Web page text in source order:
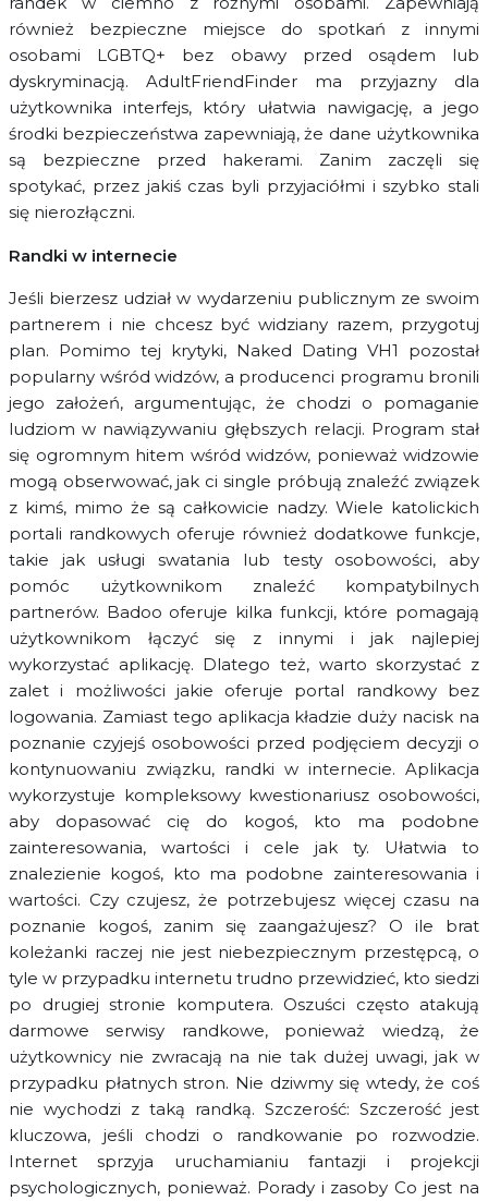
również bezpieczne miejsce do spotkań z innymi
osobami LGBTQ+ bez obawy przed osądem lub
dyskryminacją. AdultFriendFinder ma przyjazny dla
użytkownika interfejs, który ułatwia nawigację, a jego
środki bezpieczeństwa zapewniają, że dane użytkownika
są bezpieczne przed hakerami. Zanim zaczęli się
spotykać, przez jakiś czas byli przyjaciółmi i szybko stali
się nierozłączni.
Randki w internecie
Jeśli bierzesz udział w wydarzeniu publicznym ze swoim
partnerem i nie chcesz być widziany razem, przygotuj
plan. Pomimo tej krytyki, Naked Dating VH1 pozostał
popularny wśród widzów, a producenci programu bronili
jego założeń, argumentując, że chodzi o pomaganie
ludziom w nawiązywaniu głębszych relacji. Program stał
się ogromnym hitem wśród widzów, ponieważ widzowie
mogą obserwować, jak ci single próbują znaleźć związek
z kimś, mimo że są całkowicie nadzy. Wiele katolickich
portali randkowych oferuje również dodatkowe funkcje,
takie jak usługi swatania lub testy osobowości, aby
pomóc użytkownikom znaleźć kompatybilnych
partnerów. Badoo oferuje kilka funkcji, które pomagają
użytkownikom łączyć się z innymi i jak najlepiej
wykorzystać aplikację. Dlatego też, warto skorzystać z
zalet i możliwości jakie oferuje portal randkowy bez
logowania. Zamiast tego aplikacja kładzie duży nacisk na
poznanie czyjejś osobowości przed podjęciem decyzji o
kontynuowaniu związku, randki w internecie. Aplikacja
wykorzystuje kompleksowy kwestionariusz osobowości,
aby dopasować cię do kogoś, kto ma podobne
zainteresowania, wartości i cele jak ty. Ułatwia to
znalezienie kogoś, kto ma podobne zainteresowania i
wartości. Czy czujesz, że potrzebujesz więcej czasu na
poznanie kogoś, zanim się zaangażujesz? O ile brat
koleżanki raczej nie jest niebezpiecznym przestępcą, o
tyle w przypadku internetu trudno przewidzieć, kto siedzi
po drugiej stronie komputera. Oszuści często atakują
darmowe serwisy randkowe, ponieważ wiedzą, że
użytkownicy nie zwracają na nie tak dużej uwagi, jak w
przypadku płatnych stron. Nie dziwmy się wtedy, że coś
nie wychodzi z taką randką. Szczerość: Szczerość jest
kluczowa, jeśli chodzi o randkowanie po rozwodzie.
Internet sprzyja uruchamianiu fantazji i projekcji
psychologicznych, ponieważ. Porady i zasoby Co jest na